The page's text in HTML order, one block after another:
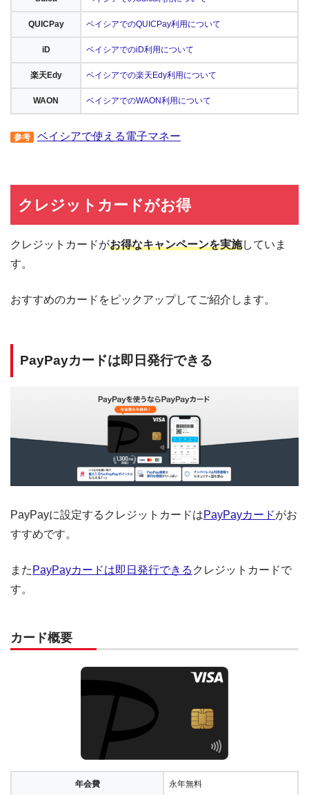
QUICPay ベイシアでのQUICPay利用について
iD ベイシアでのiD利用について
楽天Edy ベイシアでの楽天Edy利用について
WAON ベイシアでのWAON利用について
参考 ベイシアで使える電子マネー
クレジットカードがお得
クレジットカードがお得なキャンペーンを実施していま
す。
おすすめのカードをピックアップしてご紹介します。
PayPayカードは即日発行できる
PayPayに設定するクレジットカードはPayPayカードがお
すすめです。
また PayPayカードは即日発行できる クレジットカードで
す。
カード概要
年会費 永年無料